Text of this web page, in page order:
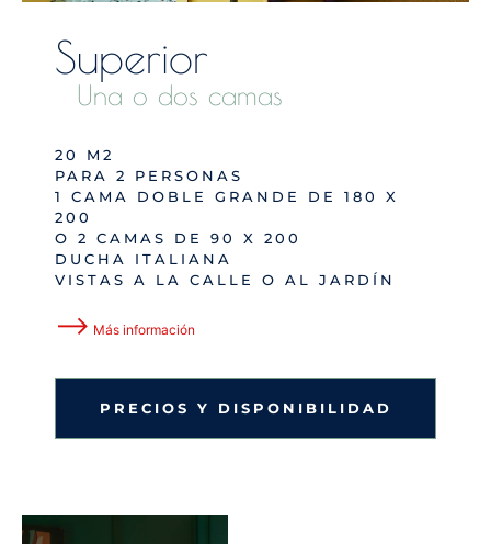
Superior
Una o dos camas
20 M2
PARA 2 PERSONAS
1 CAMA DOBLE GRANDE DE 180 X
200
O 2 CAMAS DE 90 X 200
DUCHA ITALIANA
VISTAS A LA CALLE O AL JARDÍN
⟶ Más información
PRECIOS Y DISPONIBILIDAD